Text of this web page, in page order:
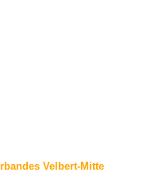
Velbert-Mitte